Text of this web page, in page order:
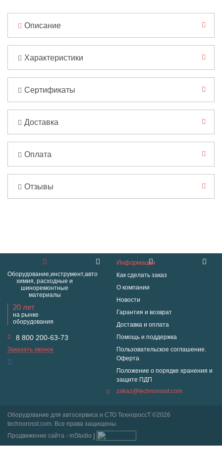
Описание
Характеристики
Сертификаты
Доставка
Оплата
Отзывы
Оборудование,инструмент,авто
химия, расходные и
шиноремонтные
материалы
20 лет
на рынке
оборудования
8 800 200-63-73
Заказать звонок
Информация
Как сделать заказ
О компании
Новости
Гарантия и возврат
Доставка и оплата
Помощь и поддержка
Пользовательское соглашение.
Оферта
Положение о порядке хранения и
защите ПДП
zakaz@technorosst.com
Оборудование для автосервиса и СТО ТехнороссТ ©2026
technorosst.com. Все права защищены.
Продвижение сайта - mStudio